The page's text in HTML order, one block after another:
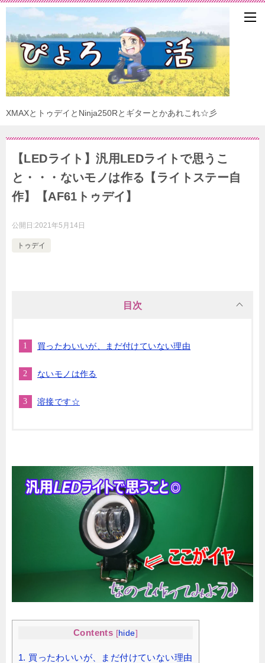
XMAXとトゥデイとNinja250Rとギターとかあれこれ☆彡
【LEDライト】汎用LEDライトで思うこ
と・・・ないモノは作る【ライトステー自
作】【AF61トゥデイ】
公開日:2021年5月14日
トゥデイ
目次
買ったわいいが、まだ付けていない理由
ないモノは作る
溶接です☆
Contents [hide]
1. 買ったわいいが、まだ付けていない理由